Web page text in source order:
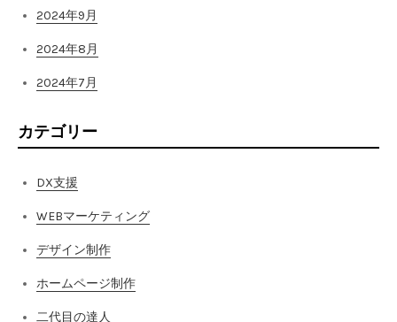
2024年9月
2024年8月
2024年7月
カテゴリー
DX支援
WEBマーケティング
デザイン制作
ホームページ制作
二代目の達人